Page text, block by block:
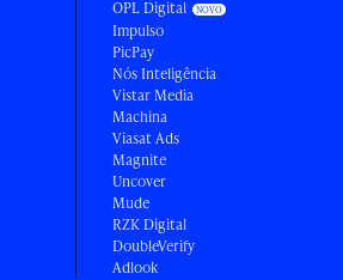
OPL Digital
Impulso
PicPay
Nós Inteligência
Vistar Media
Machina
Viasat Ads
Magnite
Uncover
Mude
RZK Digital
DoubleVerify
Adlook